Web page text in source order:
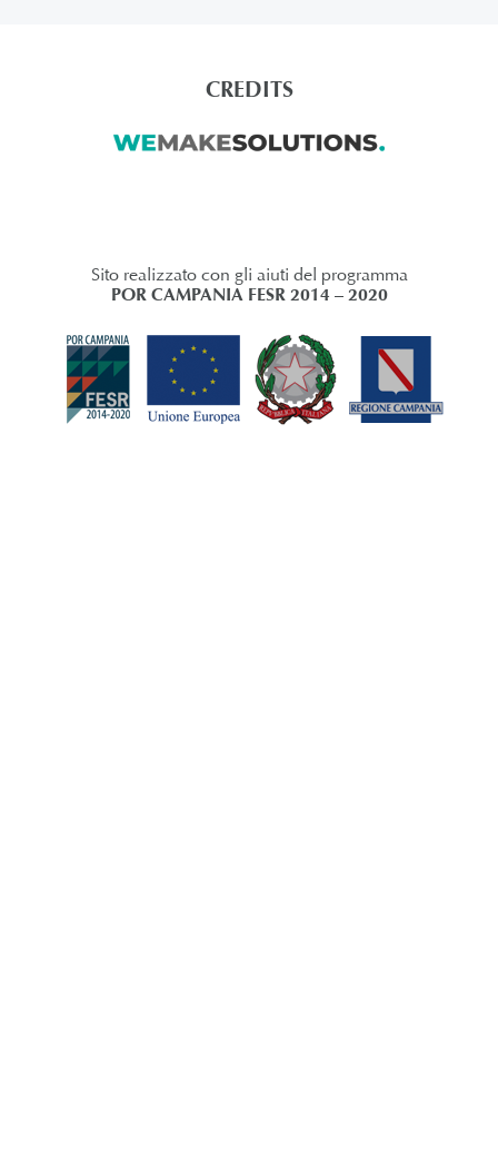
CREDITS
Sito realizzato con gli aiuti del programma
POR CAMPANIA FESR 2014 – 2020